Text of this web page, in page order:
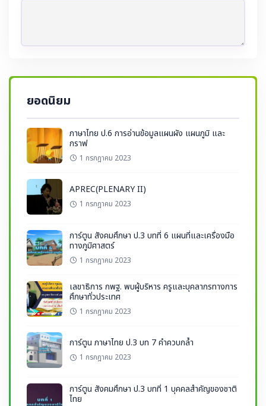
ยอดนิยม
ภาษาไทย ป.6 การอ่านข้อมูลแผนผัง แผนภูมิ และ
กราฟ
1 กรกฎาคม 2023
APREC(PLENARY II)
1 กรกฎาคม 2023
การ์ตูน สังคมศึกษา ป.3 บทที่ 6 แผนที่และเครื่องมือ
ทางภูมิศาสตร์
1 กรกฎาคม 2023
เลขาธิการ กพฐ. พบผู้บริหาร ครูและบุคลากรทางการ
ศึกษาทั่วประเทศ
1 กรกฎาคม 2023
การ์ตูน ภาษาไทย ป.3 บท 7 คำควบกล้ำ
1 กรกฎาคม 2023
การ์ตูน สังคมศึกษา ป.3 บทที่ 1 บุคคลสำคัญของชาติ
ไทย